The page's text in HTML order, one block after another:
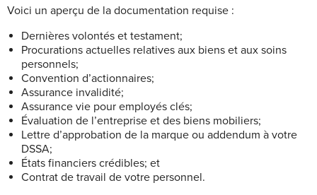
Voici un aperçu de la documentation requise :
Dernières volontés et testament;
Procurations actuelles relatives aux biens et aux soins
personnels;
Convention d’actionnaires;
Assurance invalidité;
Assurance vie pour employés clés;
Évaluation de l’entreprise et des biens mobiliers;
Lettre d’approbation de la marque ou addendum à votre
DSSA;
États financiers crédibles; et
Contrat de travail de votre personnel.